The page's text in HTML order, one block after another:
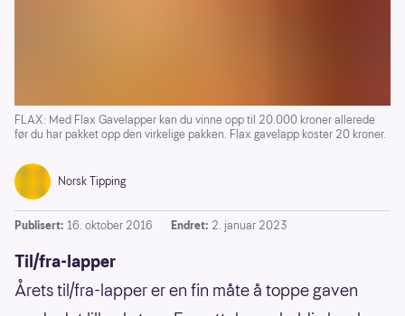
FLAX: Med Flax Gavelapper kan du vinne opp til 20.000 kroner allerede
før du har pakket opp den virkelige pakken. Flax gavelapp koster 20 kroner.
Norsk Tipping
Publisert: 16. oktober 2016 Endret: 2. januar 2023
Til/fra-lapper
Årets til/fra-lapper er en fin måte å toppe gaven